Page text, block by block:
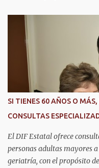
SI TIENES 60 AÑOS O
CONSULTAS
El DIF Estatal ofrece
personas adultas mayores
geriatría, con el propósito